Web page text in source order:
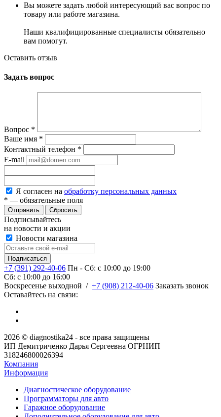
Вы можете задать любой интересующий вас вопрос по
товару или работе магазина.
Наши квалифицированные специалисты обязательно
вам помогут.
Оставить отзыв
Задать вопрос
Вопрос *
Ваше имя *
Контактный телефон *
E-mail
Я согласен на обработку персональных данных
* — обязательные поля
Сбросить
Подписывайтесь
на новости и акции
Новости магазина
+7 (391) 292-40-06 Пн - Сб: c 10:00 до 19:00
Сб: c 10:00 до 16:00
​Воскресенье выходной / +7 (908) 212-40-06 Заказать звонок
Оставайтесь на связи:
2026 © diagnostika24 - все права защищены
ИП Демитриченко Дарья Сергеевна ОГРНИП
318246800026394
Компания
Информация
Диагностическое оборудование
Программаторы для авто
Гаражное оборудование